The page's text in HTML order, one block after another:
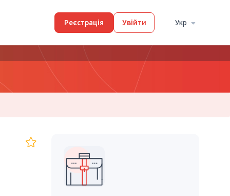
Реєстрація Увійти Укр